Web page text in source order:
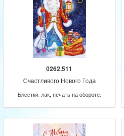
0262.511
Счастливого Нового Года
Блестки, лак, печать на обороте.